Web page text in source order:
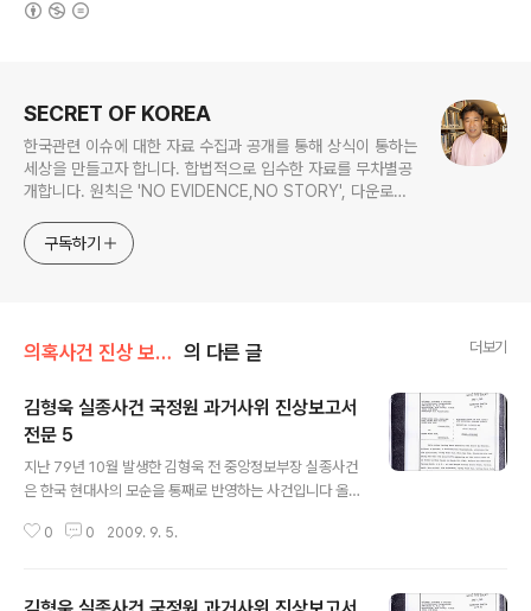
SECRET OF KOREA
한국관련 이슈에 대한 자료 수집과 공개를 통해 상식이 통하는
세상을 만들고자 합니다. 합법적으로 입수한 자료를 무차별공
개합니다. 원칙은 'NO EVIDENCE,NO STORY', 다운로드
jesim56@gmail.com, 안보일때는 구글리더나 RSS로!!
구독하기
의혹사건 진상 보고서 전문 의 다른 글 더보기
김형욱 실종사건 국정원 과거사위 진상보고서
전문 5
지난 79년 10월 발생한 김형욱 전 중앙정보부장 실종사건
은 한국 현대사의 모순을 통째로 반영하는 사건입니다 올
가 조사한 자료를 밝혀나갈까 합니다 우선 김형욱 실종사
0 0 2009. 9. 5.